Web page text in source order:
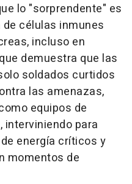
lo "sorprendente" es
células inmunes
incluso en
demuestra que las
soldados curtidos
las amenazas,
equipos de
para
energía críticos y
momentos de